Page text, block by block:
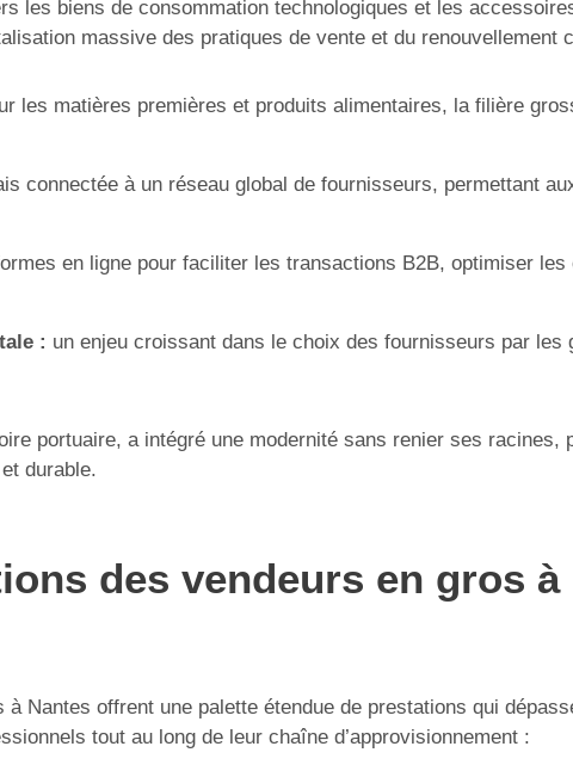
les biens de consommation technologiques et les
massive des pratiques de vente et du renouvellement
les matières premières et produits alimentaires, la filière
connectée à un réseau global de fournisseurs, permettant
en ligne pour faciliter les transactions B2B, optimiser
: un enjeu croissant dans le choix des fournisseurs par
portuaire, a intégré une modernité sans renier ses
durable.
des vendeurs en gros
Nantes offrent une palette étendue de prestations qui
tout au long de leur chaîne d’approvisionnement :